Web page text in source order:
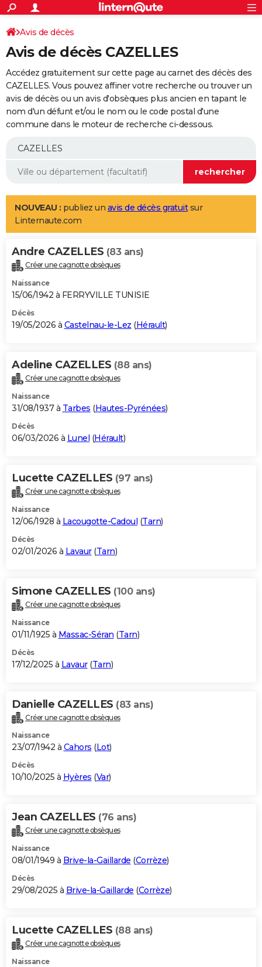
ACTUALITÉS
Politique
Société
Faits Divers
Education
Monde
Villes
+
SPORT
Coupe du monde 2026
Football
Tennis
Cyclisme
Rugby
Forum
Programme TV
TNT
Streaming
Cinéma
Sorties cinéma
Musique
+
FINANCE
Retraite
Epargne
Immobilier
Risques naturels par ville
Banque
Assurance
AUTO
Essais
Réserver un essai
Citadines
Berlines
SUV
Forum auto
+
Mobiles
Meilleur smartphone
Internet
Ordinateurs
Jeux vidéo
Guide high-tech
Aménagement intérieur
LIFESTYLE
Art de vivre
Bien-être
Loisirs
Mode
Modes de vie
Alimentation
Guide de la santé
Maladies
Médicaments
Sommeil
VOYAGE
Destinations
City break
Voyage nature
Voyage de noces
Forum
Climat
+PHOTO
GUIDES D'ACHAT
BONS PLANS
Carte de Noël
Carte Bonne année
Carte Saint-Valentin
Carte Pâques
Carte d'anniversaire
DICTIONNAIRE
Dictionnaire
Biographies
Citations
Expressions
Proverbes
PROGRAMME TV
S'inscrire
Se connecter
Lycées
Collèges
Primaires
Universités
Entreprises
Service militaire
Avis de recherche
AVIS DE DÉCÈS
Bricolage
Lifestyle
Culture
Sport
Auto
Television
Voyage
Cinema
Avis de décès
Avis de décès CAZELLES
Accédez gratuitement sur cette page au carnet des décès des
CAZELLES. Vous pouvez affiner votre recherche ou trouver un
avis de décès ou un avis d'obsèques plus ancien en tapant le
nom d'un défunt et/ou le nom ou le code postal d'une
commune dans le moteur de recherche ci-dessous.
NOUVEAU : publiez un avis de décès gratuitsur
Linternaute.com
Andre CAZELLES (83 ans)
Créer une cagnotte obsèques
Naissance
15/06/1942 à FERRYVILLE TUNISIE
Décès
19/05/2026 à Castelnau-le-Lez (Hérault)
Adeline CAZELLES (88 ans)
Créer une cagnotte obsèques
Naissance
31/08/1937 à Tarbes (Hautes-Pyrénées)
Décès
06/03/2026 à Lunel (Hérault)
Lucette CAZELLES (97 ans)
Créer une cagnotte obsèques
Naissance
12/06/1928 à Lacougotte-Cadoul (Tarn)
Décès
02/01/2026 à Lavaur(Tarn)
Simone CAZELLES (100 ans)
Créer une cagnotte obsèques
Naissance
01/11/1925 à Massac-Séran (Tarn)
Décès
17/12/2025 à Lavaur(Tarn)
Danielle CAZELLES (83 ans)
Créer une cagnotte obsèques
Naissance
23/07/1942 à Cahors (Lot)
Décès
10/10/2025 à Hyères (Var)
Jean CAZELLES (76 ans)
Créer une cagnotte obsèques
Naissance
08/01/1949 à Brive-la-Gaillarde (Corrèze)
Décès
29/08/2025 à Brive-la-Gaillarde (Corrèze)
Lucette CAZELLES (88 ans)
Créer une cagnotte obsèques
Naissance